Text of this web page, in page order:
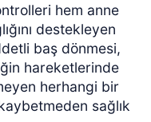
hem anne
destekleyen
baş dönmesi,
hareketlerinde
herhangi bir
sağlık